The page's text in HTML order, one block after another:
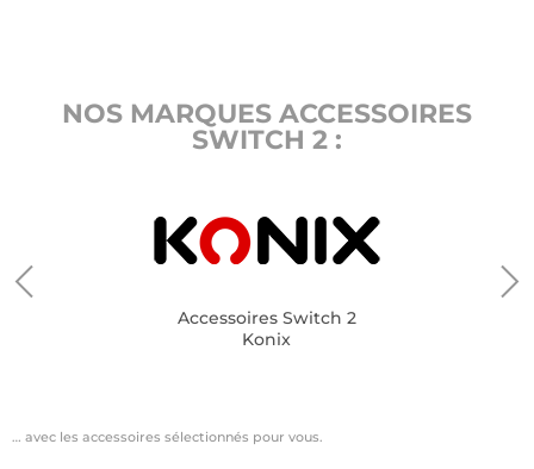
NOS MARQUES ACCESSOIRES
SWITCH 2 :
Accessoires Switch 2
Konix
… avec les accessoires sélectionnés pour vous.